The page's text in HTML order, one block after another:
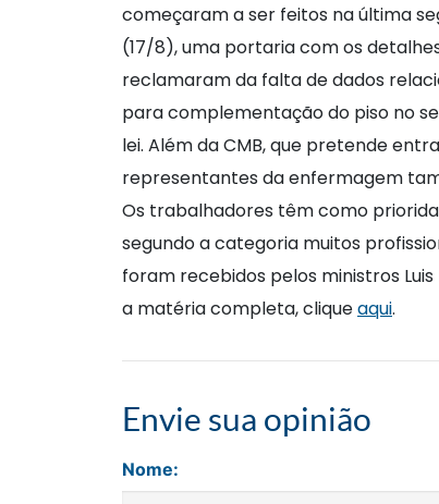
começaram a ser feitos na última
(17/8), uma portaria com os
reclamaram da falta de dados
para complementação do piso no
lei. Além da CMB, que pretende
representantes da enfermagem
Os trabalhadores têm como
segundo a categoria muitos
foram recebidos pelos ministros
a matéria completa, cliqueaqui.
Envie sua opinião
Nome: